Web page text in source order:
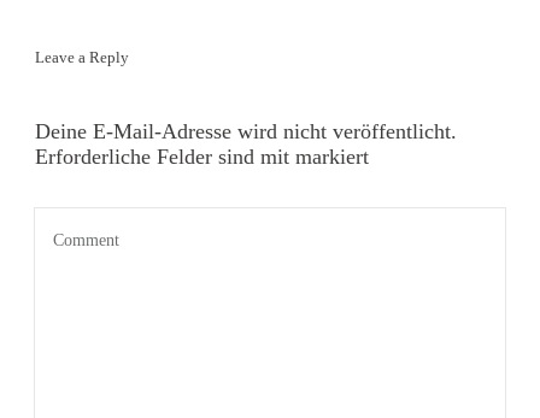
Leave a Reply
Deine E-Mail-Adresse wird nicht veröffentlicht.
Erforderliche Felder sind mit markiert